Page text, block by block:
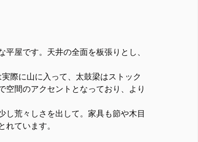
屋です。天井の全面を板張りとし、
際に山に入って、太鼓梁はストック
間のアクセントとなっており、より
し荒々しさを出して。家具も節や木目
ています。